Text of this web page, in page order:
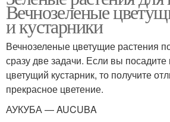
Вечнозеленые
и кустарники
Вечнозеленые цветущие растения
сразу две задачи. Если вы
цветущий кустарник, то получите
прекрасное цветение.
АУКУБА — AUCUBA